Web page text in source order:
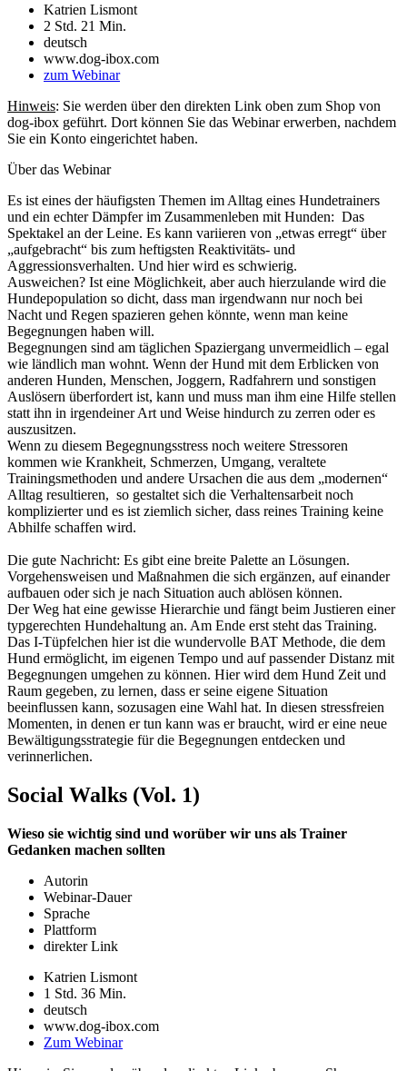
Katrien Lismont
2 Std. 21 Min.
deutsch
www.dog-ibox.com
zum Webinar
Hinweis: Sie werden über den direkten Link oben zum Shop von
dog-ibox geführt. Dort können Sie das Webinar erwerben, nachdem
Sie ein Konto eingerichtet haben.
Über das Webinar
Es ist eines der häufigsten Themen im Alltag eines Hundetrainers
und ein echter Dämpfer im Zusammenleben mit Hunden: Das
Spektakel an der Leine. Es kann variieren von „etwas erregt“ über
„aufgebracht“ bis zum heftigsten Reaktivitäts- und
Aggressionsverhalten. Und hier wird es schwierig.
Ausweichen? Ist eine Möglichkeit, aber auch hierzulande wird die
Hundepopulation so dicht, dass man irgendwann nur noch bei
Nacht und Regen spazieren gehen könnte, wenn man keine
Begegnungen haben will.
Begegnungen sind am täglichen Spaziergang unvermeidlich – egal
wie ländlich man wohnt. Wenn der Hund mit dem Erblicken von
anderen Hunden, Menschen, Joggern, Radfahrern und sonstigen
Auslösern überfordert ist, kann und muss man ihm eine Hilfe stellen
statt ihn in irgendeiner Art und Weise hindurch zu zerren oder es
auszusitzen.
Wenn zu diesem Begegnungsstress noch weitere Stressoren
kommen wie Krankheit, Schmerzen, Umgang, veraltete
Trainingsmethoden und andere Ursachen die aus dem „modernen“
Alltag resultieren, so gestaltet sich die Verhaltensarbeit noch
komplizierter und es ist ziemlich sicher, dass reines Training keine
Abhilfe schaffen wird.
Die gute Nachricht: Es gibt eine breite Palette an Lösungen.
Vorgehensweisen und Maßnahmen die sich ergänzen, auf einander
aufbauen oder sich je nach Situation auch ablösen können.
Der Weg hat eine gewisse Hierarchie und fängt beim Justieren einer
typgerechten Hundehaltung an. Am Ende erst steht das Training.
Das I-Tüpfelchen hier ist die wundervolle BAT Methode, die dem
Hund ermöglicht, im eigenen Tempo und auf passender Distanz mit
Begegnungen umgehen zu können. Hier wird dem Hund Zeit und
Raum gegeben, zu lernen, dass er seine eigene Situation
beeinflussen kann, sozusagen eine Wahl hat. In diesen stressfreien
Momenten, in denen er tun kann was er braucht, wird er eine neue
Bewältigungsstrategie für die Begegnungen entdecken und
verinnerlichen.
Social Walks (Vol. 1)
Wieso sie wichtig sind und worüber wir uns als Trainer
Gedanken machen sollten
Autorin
Webinar-Dauer
Sprache
Plattform
direkter Link
Katrien Lismont
1 Std. 36 Min.
deutsch
www.dog-ibox.com
Zum Webinar